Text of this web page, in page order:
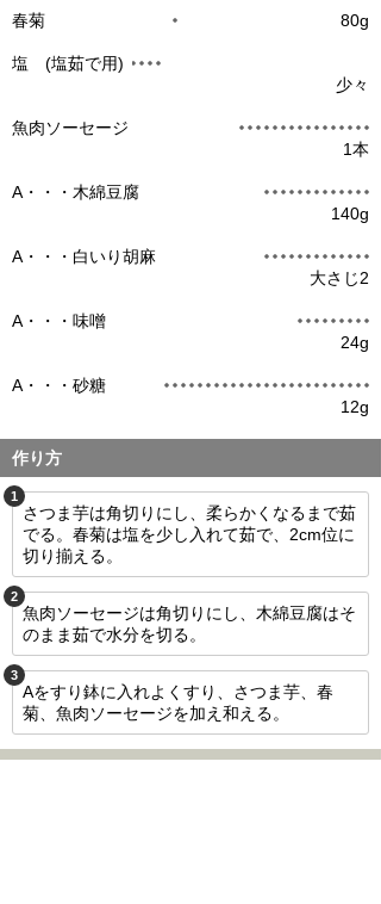
春菊 80g
塩 (塩茹で用)
少々
魚肉ソーセージ
1本
А・・・木綿豆腐
140g
А・・・白いり胡麻
大さじ2
А・・・味噌
24g
А・・・砂糖
12g
作り方
1
さつま芋は角切りにし、柔らかくなるまで茹
でる。春菊は塩を少し入れて茹で、2cm位に
切り揃える。
2
魚肉ソーセージは角切りにし、木綿豆腐はそ
のまま茹で水分を切る。
3
Аをすり鉢に入れよくすり、さつま芋、春
菊、魚肉ソーセージを加え和える。